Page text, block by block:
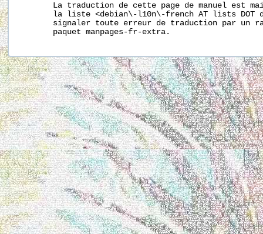
La traduction de cette page de manuel est
la liste <debian\-l10n\-french AT lists DOT
signaler toute erreur de traduction par un